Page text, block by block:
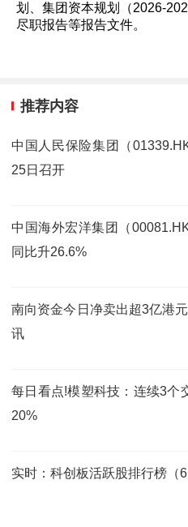
划、集团资本规划（2026-
尽职报告等报告文件。
推荐内容
中国人民保险集团（
25日召开
中国海外宏洋集团（
同比升26.6%
南向资金今日净卖出超3亿港
讯
每日看点!模塑科技：连续3个
20%
实时：科创板活跃股排行榜（6